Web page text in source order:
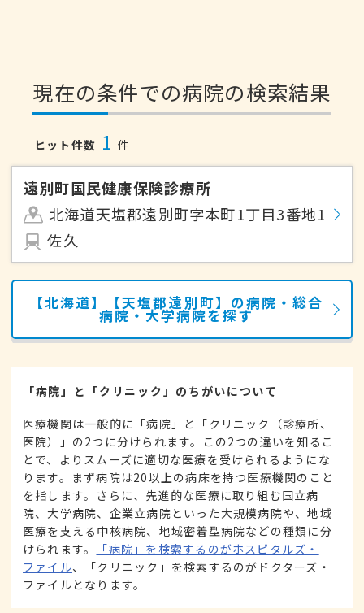
現在の条件での病院の検索結果
ヒット件数 1 件
遠別町国民健康保険診療所
北海道天塩郡遠別町字本町1丁目3番地1
佐久
【北海道】【天塩郡遠別町】の病院・総合
病院・大学病院を探す
「病院」と「クリニック」のちがいについて
医療機関は一般的に「病院」と「クリニック（診療所、
医院）」の2つに分けられます。この2つの違いを知るこ
とで、よりスムーズに適切な医療を受けられるようにな
ります。まず病院は20以上の病床を持つ医療機関のこと
を指します。さらに、先進的な医療に取り組む国立病
院、大学病院、企業立病院といった大規模病院や、地域
医療を支える中核病院、地域密着型病院などの種類に分
けられます。
「病院」を検索するのがホスピタルズ・
ファイル、「クリニック」を検索するのがドクターズ・
ファイルとなります。